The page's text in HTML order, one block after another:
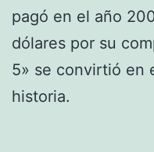
pagó en el año
dólares por su
5» se convirtió en
historia.